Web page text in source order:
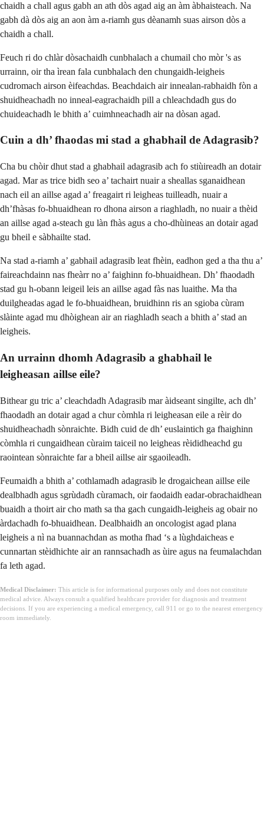
chaidh a chall agus gabh an ath dòs agad aig an àm àbhaisteach. Na
gabh dà dòs aig an aon àm a-riamh gus dèanamh suas airson dòs a
chaidh a chall.
Feuch ri do chlàr dòsachaidh cunbhalach a chumail cho mòr 's as
urrainn, oir tha ìrean fala cunbhalach den chungaidh-leigheis
cudromach airson èifeachdas. Beachdaich air innealan-rabhaidh fòn a
shuidheachadh no inneal-eagrachaidh pill a chleachdadh gus do
chuideachadh le bhith a’ cuimhneachadh air na dòsan agad.
Cuin a dh’ fhaodas mi stad a ghabhail de Adagrasib?
Cha bu chòir dhut stad a ghabhail adagrasib ach fo stiùireadh an dotair
agad. Mar as trice bidh seo a’ tachairt nuair a sheallas sganaidhean
nach eil an aillse agad a’ freagairt ri leigheas tuilleadh, nuair a
dh’fhàsas fo-bhuaidhean ro dhona airson a riaghladh, no nuair a thèid
an aillse agad a-steach gu làn fhàs agus a cho-dhùineas an dotair agad
gu bheil e sàbhailte stad.
Na stad a-riamh a’ gabhail adagrasib leat fhèin, eadhon ged a tha thu a’
faireachdainn nas fheàrr no a’ faighinn fo-bhuaidhean. Dh’ fhaodadh
stad gu h-obann leigeil leis an aillse agad fàs nas luaithe. Ma tha
duilgheadas agad le fo-bhuaidhean, bruidhinn ris an sgioba cùram
slàinte agad mu dhòighean air an riaghladh seach a bhith a’ stad an
leigheis.
An urrainn dhomh Adagrasib a ghabhail le
leigheasan aillse eile?
Bithear gu tric a’ cleachdadh Adagrasib mar àidseant singilte, ach dh’
fhaodadh an dotair agad a chur còmhla ri leigheasan eile a rèir do
shuidheachadh sònraichte. Bidh cuid de dh’ euslaintich ga fhaighinn
còmhla ri cungaidhean cùraim taiceil no leigheas rèididheachd gu
raointean sònraichte far a bheil aillse air sgaoileadh.
Feumaidh a bhith a’ cothlamadh adagrasib le drogaichean aillse eile
dealbhadh agus sgrùdadh cùramach, oir faodaidh eadar-obrachaidhean
buaidh a thoirt air cho math sa tha gach cungaidh-leigheis ag obair no
àrdachadh fo-bhuaidhean. Dealbhaidh an oncologist agad plana
leigheis a nì na buannachdan as motha fhad ‘s a lùghdaicheas e
cunnartan stèidhichte air an rannsachadh as ùire agus na feumalachdan
fa leth agad.
Medical Disclaimer: This article is for informational purposes only and does not constitute
medical advice. Always consult a qualified healthcare provider for diagnosis and treatment
decisions. If you are experiencing a medical emergency, call 911 or go to the nearest emergency
room immediately.